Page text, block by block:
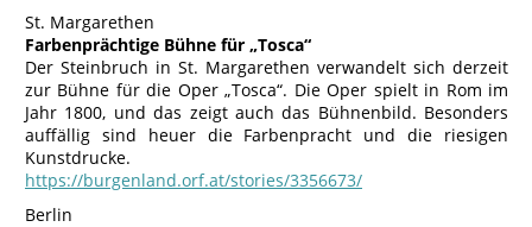
St. Margarethen
Farbenprächtige Bühne für „Tosca“
Der Steinbruch in St. Margarethen verwandelt sich derzeit
zur Bühne für die Oper „Tosca“. Die Oper spielt in Rom im
Jahr 1800, und das zeigt auch das Bühnenbild. Besonders
auffällig sind heuer die Farbenpracht und die riesigen
Kunstdrucke.
https://burgenland.orf.at/stories/3356673/
Berlin